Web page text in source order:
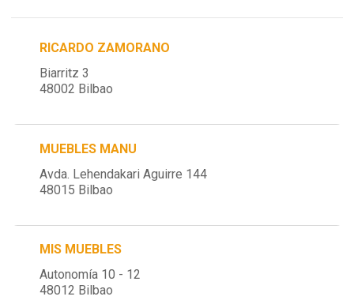
RICARDO ZAMORANO
Biarritz 3
48002 Bilbao
MUEBLES MANU
Avda. Lehendakari Aguirre 144
48015 Bilbao
MIS MUEBLES
Autonomía 10 - 12
48012 Bilbao